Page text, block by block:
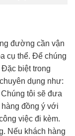
đường cần vận
cụ thể. Để chúng
biệt trong
dụng như:
tôi sẽ đưa
đồng ý với
việc đi kèm.
Nếu khách hàng